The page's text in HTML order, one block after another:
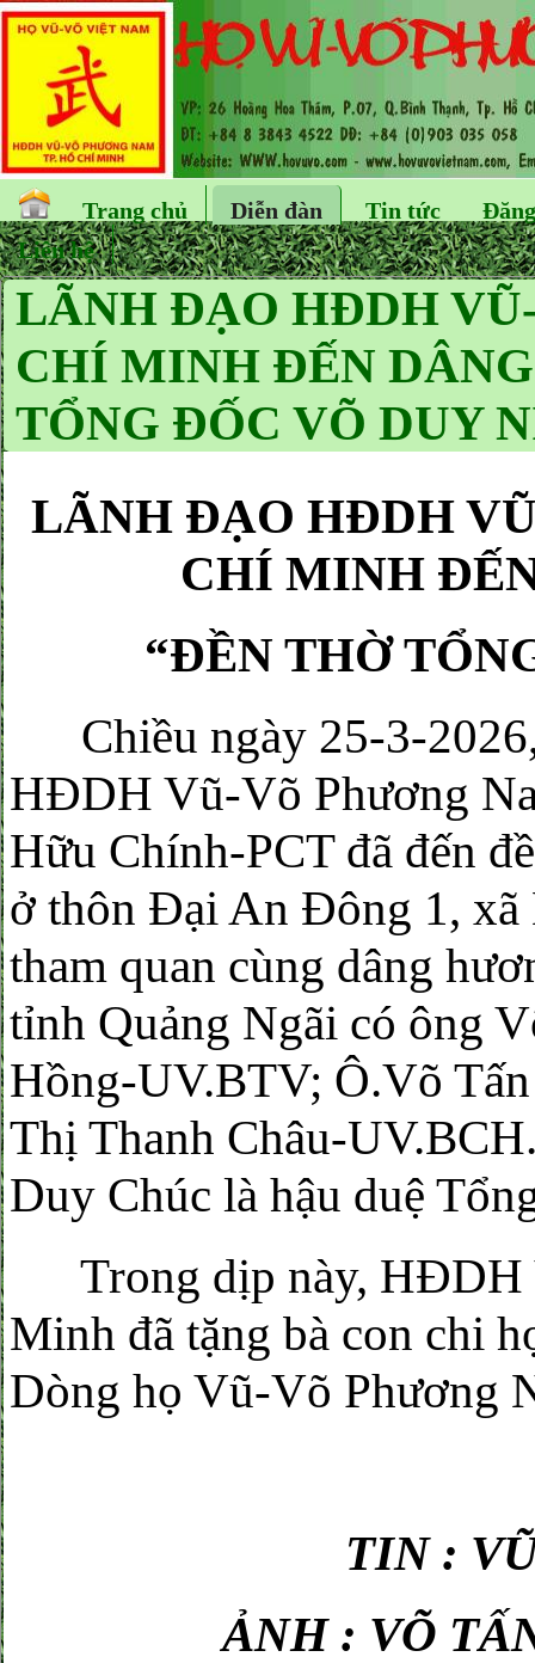
Trang chủ Diễn đàn Tin tức
Liên hệ
LÃNH ĐẠO HĐDH
CHÍ MINH ĐẾN
TỔNG ĐỐC VÕ DUY
LÃNH ĐẠO HĐDH
CHÍ MINH
“ĐỀN THỜ
Chiều ngày 25-3-
HĐDH Vũ-Võ Phương
Hữu Chính-PCT đã đến
ở thôn Đại An Đông 1, xã
tham quan cùng dâng
tỉnh Quảng Ngãi có ông
Hồng-UV.BTV; Ô.Võ
Thị Thanh Châu-
Duy Chúc là hậu duệ
Trong dịp này, HĐDH
Minh đã tặng bà con chi
Dòng họ Vũ-Võ Phương
TIN :
ẢNH : VÕ